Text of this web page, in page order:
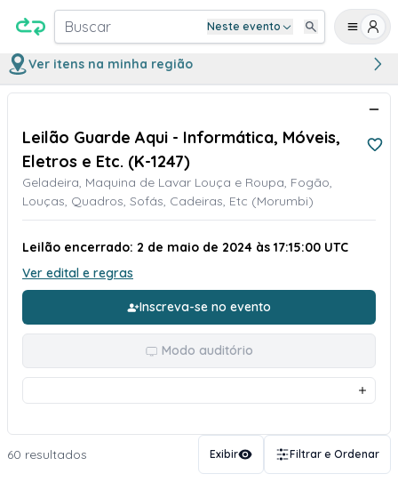
Buscar Neste evento
Ver itens na minha região
Leilão Guarde Aqui - Informática, Móveis,
Eletros e Etc. (K-1247)
Geladeira, Maquina de Lavar Louça e Roupa, Fogão,
Louças, Quadros, Sofás, Cadeiras, Etc (Morumbi)
Leilão encerrado: 2 de maio de 2024 às 17:15:00 UTC
Ver edital e regras
Inscreva-se no evento
Modo auditório
60 resultados Exibir Filtrar e Ordenar